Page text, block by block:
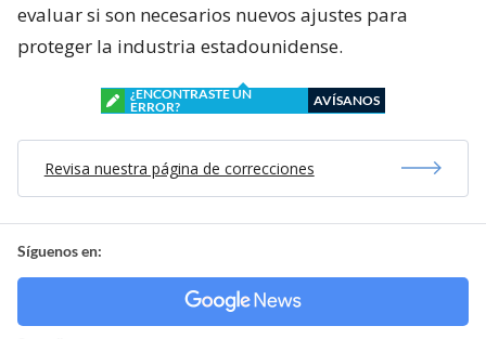
evaluar si son necesarios nuevos ajustes para
proteger la industria estadounidense.
¿ENCONTRASTE UN
ERROR?
AVÍSANOS
Revisa nuestra página de correcciones
Síguenos en: